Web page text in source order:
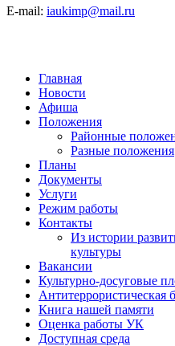
E-mail: iaukimp@mail.ru
Главная
Новости
Афиша
Положения
Районные
Разные положения
Планы
Документы
Услуги
Режим работы
Контакты
Из истории
культуры
Вакансии
Культурно-досуговые
Антитеррористическая
Книга нашей памяти
Оценка работы УК
Доступная среда